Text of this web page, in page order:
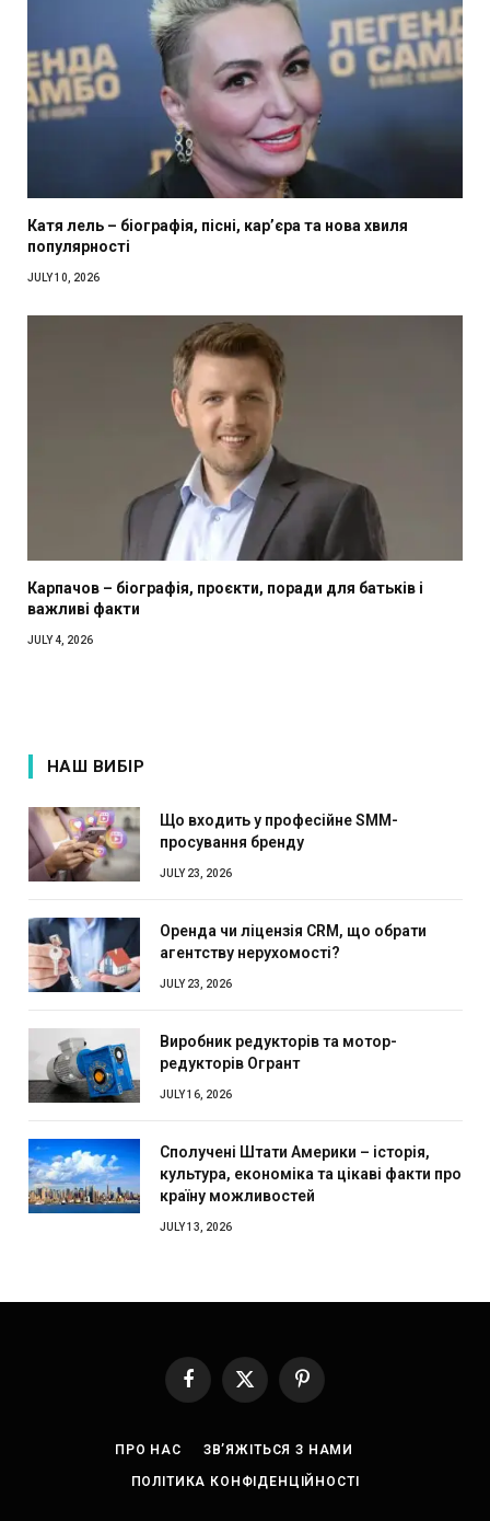
Катя лель – біографія, пісні, кар’єра та нова хвиля
популярності
JULY 10, 2026
Карпачов – біографія, проєкти, поради для батьків і
важливі факти
JULY 4, 2026
НАШ ВИБІР
Що входить у професійне SMM-
просування бренду
JULY 23, 2026
Оренда чи ліцензія CRM, що обрати
агентству нерухомості?
JULY 23, 2026
Виробник редукторів та мотор-
редукторів Огрант
JULY 16, 2026
Сполучені Штати Америки – історія,
культура, економіка та цікаві факти про
країну можливостей
JULY 13, 2026
Facebook
X
Pinterest
ПРО НАС ЗВ’ЯЖІТЬСЯ З НАМИ
ПОЛІТИКА КОНФІДЕНЦІЙНОСТІ